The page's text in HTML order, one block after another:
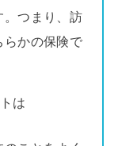
。つまり、訪
らかの保険で
は